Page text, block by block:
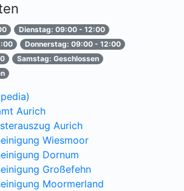
Dienstag: 09:00 - 12:00
Donnerstag: 09:00 - 12:00
Samstag: Geschlossen
Aurich
Aurich
Wiesmoor
Dornum
Großefehn
Moormerland